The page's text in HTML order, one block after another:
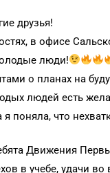
друзья!
в офисе
люди!
о планах на
людей есть
поняла, что
Движения
в учебе, удачи во